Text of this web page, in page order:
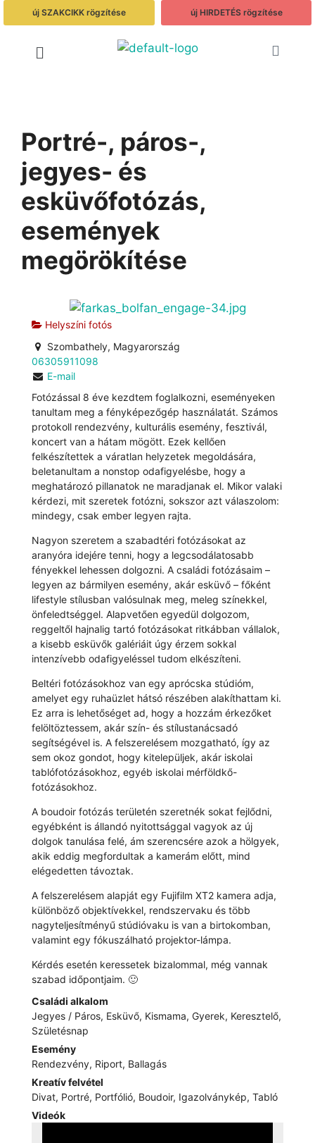
új SZAKCIKK rögzítése új HIRDETÉS rögzítése
Portré-, páros-,
jegyes- és
esküvőfotózás,
események
megörökítése
Helyszíni fotós
Szombathely, Magyarország
06305911098
E-mail
Fotózással 8 éve kezdtem foglalkozni, eseményeken
tanultam meg a fényképezőgép használatát. Számos
protokoll rendezvény, kulturális esemény, fesztivál,
koncert van a hátam mögött. Ezek kellően
felkészítettek a váratlan helyzetek megoldására,
beletanultam a nonstop odafigyelésbe, hogy a
meghatározó pillanatok ne maradjanak el. Mikor valaki
kérdezi, mit szeretek fotózni, sokszor azt válaszolom:
mindegy, csak ember legyen rajta.
Nagyon szeretem a szabadtéri fotózásokat az
aranyóra idejére tenni, hogy a legcsodálatosabb
fényekkel lehessen dolgozni. A családi fotózásaim –
legyen az bármilyen esemény, akár esküvő – főként
lifestyle stílusban valósulnak meg, meleg színekkel,
önfeledtséggel. Alapvetően egyedül dolgozom,
reggeltől hajnalig tartó fotózásokat ritkábban vállalok,
a kisebb esküvők galériáit úgy érzem sokkal
intenzívebb odafigyeléssel tudom elkészíteni.
Beltéri fotózásokhoz van egy aprócska stúdióm,
amelyet egy ruhaüzlet hátsó részében alakíthattam ki.
Ez arra is lehetőséget ad, hogy a hozzám érkezőket
felöltöztessem, akár szín- és stílustanácsadó
segítségével is. A felszerelésem mozgatható, így az
sem okoz gondot, hogy kitelepüljek, akár iskolai
tablófotózásokhoz, egyéb iskolai mérföldkő-
fotózásokhoz.
A boudoir fotózás területén szeretnék sokat fejlődni,
egyébként is állandó nyitottsággal vagyok az új
dolgok tanulása felé, ám szerencsére azok a hölgyek,
akik eddig megfordultak a kamerám előtt, mind
elégedetten távoztak.
A felszerelésem alapját egy Fujifilm XT2 kamera adja,
különböző objektívekkel, rendszervaku és több
nagyteljesítményű stúdióvaku is van a birtokomban,
valamint egy fókuszálható projektor-lámpa.
Kérdés esetén keressetek bizalommal, még vannak
szabad időpontjaim. 🙂
Családi alkalom
Jegyes / Páros, Esküvő, Kismama, Gyerek, Keresztelő,
Születésnap
Esemény
Rendezvény, Riport, Ballagás
Kreatív felvétel
Divat, Portré, Portfólió, Boudoir, Igazolványkép, Tabló
Videók